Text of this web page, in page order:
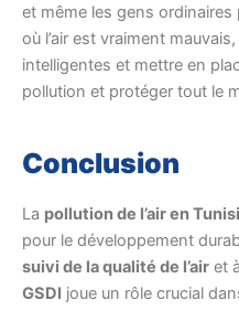
et même les gens
où l’air est vraiment
intelligentes et mettre en
pollution et protéger tout le
Conclusion
La pollution de l’air en
pour le développement
suivi de la qualité de l’air et
GSDI joue un rôle crucial